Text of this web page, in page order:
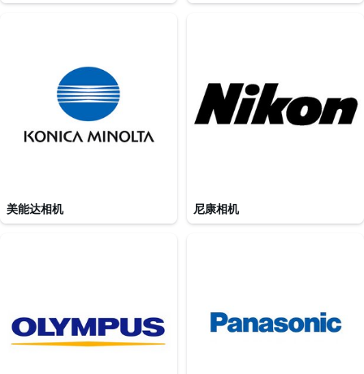
美能达相机 尼康相机